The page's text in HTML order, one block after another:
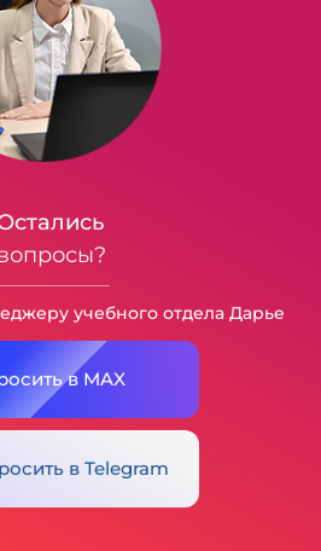
учебного отдела Дарье
в MAX
в Telegram